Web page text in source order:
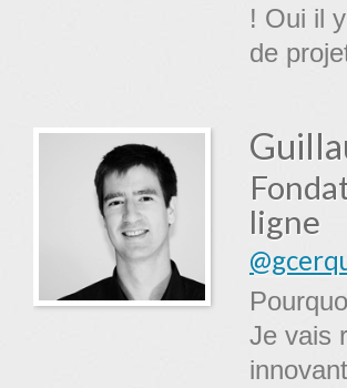
! Oui il
de
ligne
Je vais